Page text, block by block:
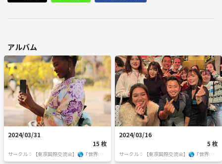
アルバム
2024/03/31
15 枚
サークル：【東京国際交流会】🌎「世界の
人と繋りたい」違う世界見てみたい方は必
2024/03/16
5 枚
サークル：【東京国際交流会】🌎「世界の
人と繋りたい」違う世界見てみたい方は必